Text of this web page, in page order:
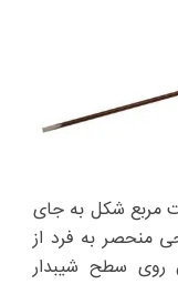
مربع شکل به جای
منحصر به‌ فرد از
روی سطح شیبدار